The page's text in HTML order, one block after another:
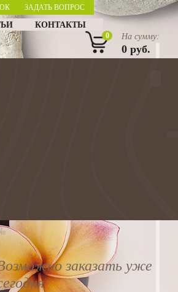
КОНТАКТЫ
ЗАДАТЬ ВОПРОС
0 На сумму:
0 руб.
заказать уже